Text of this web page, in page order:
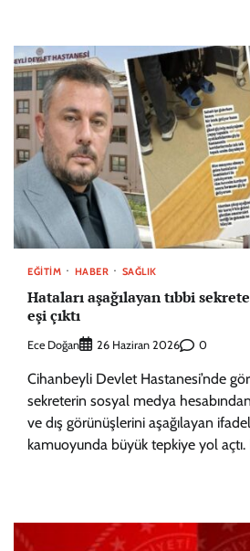
EĞITIM HABER SAĞLIK
Hataları aşağılayan tıbbi
eşi çıktı
Ece Doğan 26 Haziran 2026 0
Cihanbeyli Devlet Hastanesi’nde
sekreterin sosyal medya
ve dış görünüşlerini aşağılayan
kamuoyunda büyük tepkiye yol açtı.